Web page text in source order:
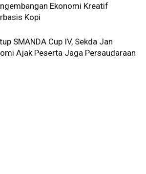
Ekonomi Kreatif
Kopi
SMANDA Cup IV, Sekda Jan
Ajak Peserta Jaga Persaudaraan